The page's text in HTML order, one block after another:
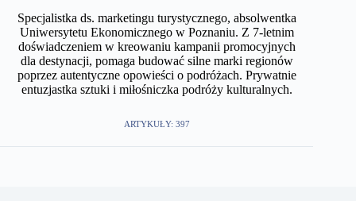
Specjalistka ds. marketingu turystycznego, absolwentka
Uniwersytetu Ekonomicznego w Poznaniu. Z 7-letnim
doświadczeniem w kreowaniu kampanii promocyjnych
dla destynacji, pomaga budować silne marki regionów
poprzez autentyczne opowieści o podróżach. Prywatnie
entuzjastka sztuki i miłośniczka podróży kulturalnych.
ARTYKUŁY: 397